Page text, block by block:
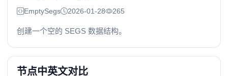
EmptySegs 2026-01-28 265
创建一个空的 SEGS 数据结构。
节点中英文对比